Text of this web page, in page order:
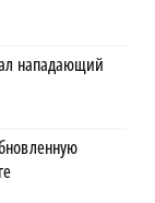
нападающий